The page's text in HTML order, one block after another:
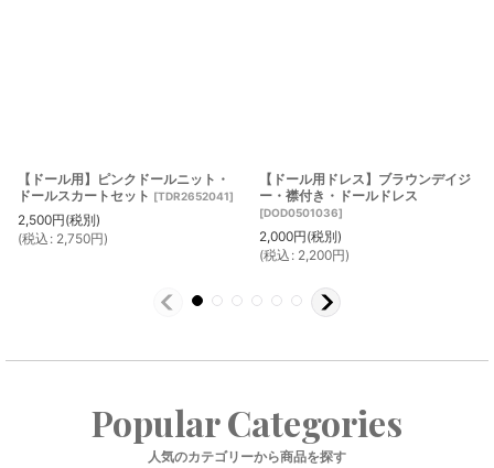
【ドール用】ピンクドールニット・
ドールスカートセット [TDR2652041]
2,500円(税別)
(税込 : 2,750円)
【ドール用ドレス】ブラウンデイジ
ー・襟付き・ドールドレス
[DOD0501036]
2,000円(税別)
(税込 : 2,200円)
Popular Categories
人気のカテゴリーから商品を探す